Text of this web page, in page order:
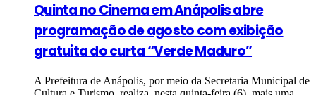
Quinta no Cinema em Anápolis abre
programação de agosto com exibição
gratuita do curta “Verde Maduro”
A Prefeitura de Anápolis, por meio da Secretaria Municipal de